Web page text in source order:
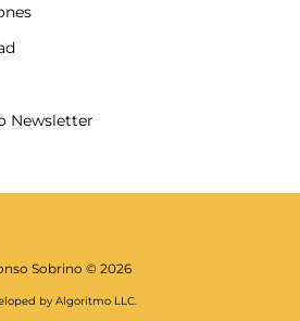
Newsletter
Sobrino © 2026
by Algoritmo LLC.